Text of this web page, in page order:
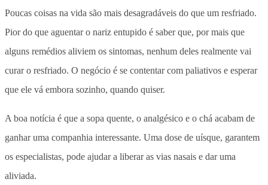
Poucas coisas na vida são mais desagradáveis do que um resfriado.
Pior do que aguentar o nariz entupido é saber que, por mais que
alguns remédios aliviem os sintomas, nenhum deles realmente vai
curar o resfriado. O negócio é se contentar com paliativos e esperar
que ele vá embora sozinho, quando quiser.
A boa notícia é que a sopa quente, o analgésico e o chá acabam de
ganhar uma companhia interessante. Uma dose de uísque, garantem
os especialistas, pode ajudar a liberar as vias nasais e dar uma
aliviada.